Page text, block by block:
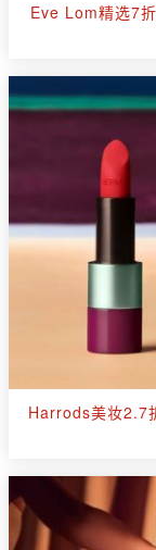
Eve Lom精选7
Harrods美妆2.7